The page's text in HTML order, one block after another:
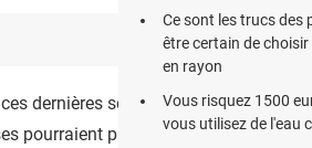
dernières semaines en France, au
pourraient prendre une tournure
Ce sont les trucs des
être certain de choisir
en rayon
Vous risquez 1500
vous utilisez de l'eau